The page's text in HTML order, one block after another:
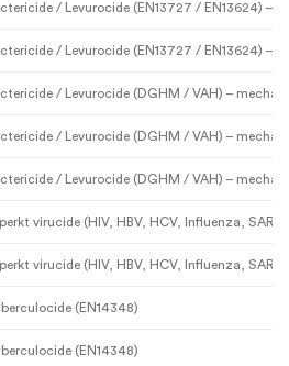
/ Levurocide (EN13727 / EN13624) –
/ Levurocide (EN13727 / EN13624) –
/ Levurocide (DGHM / VAH) –
/ Levurocide (DGHM / VAH) –
/ Levurocide (DGHM / VAH) –
virucide (HIV, HBV, HCV, Influenza,
virucide (HIV, HBV, HCV, Influenza,
(EN14348)
(EN14348)